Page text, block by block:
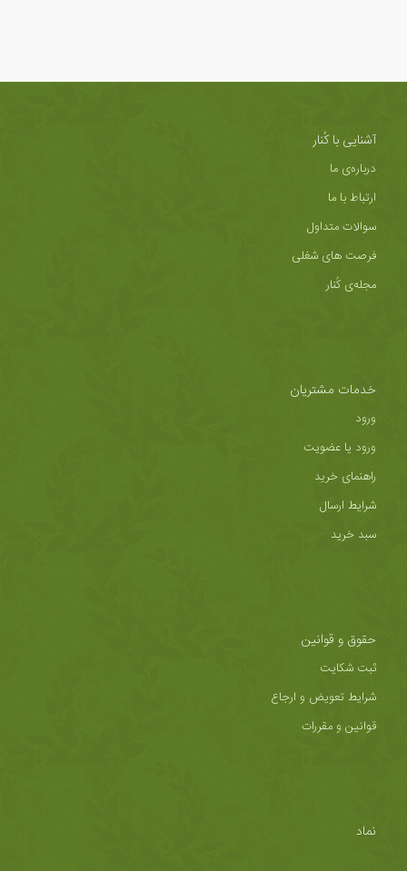
آشنایی با کُنار
درباره‌ی ما
ارتباط با ما
سوالات متداول
فرصت های شغلی
مجله‌ی کُنار
خدمات مشتریان
ورود
ورود یا عضویت
راهنمای خرید
شرایط ارسال
سبد خرید
حقوق و قوانین
ثبت شکایت
شرایط تعویض و ارجاع
قوانین و مقررات
نماد